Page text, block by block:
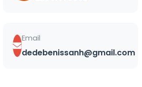
Email
dedebenissanh@gmail.com